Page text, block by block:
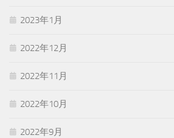
2023年1月
2022年12月
2022年11月
2022年10月
2022年9月